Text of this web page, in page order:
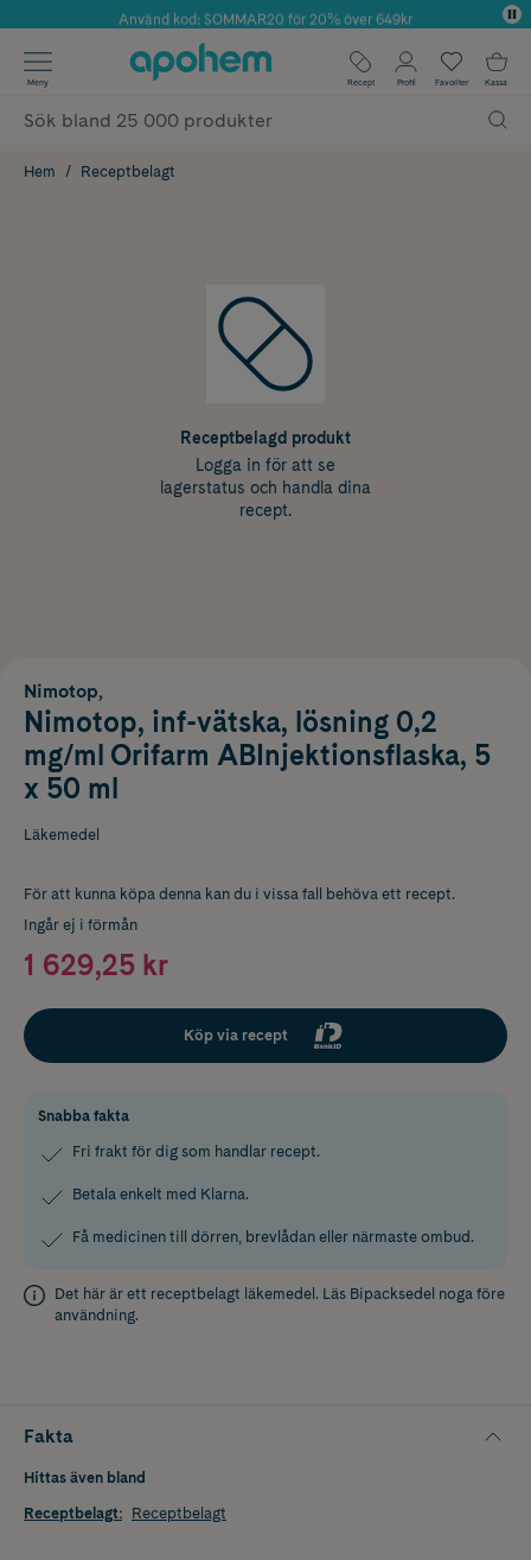
Årets Butik 2025 inom Skönhet
Använd kod: SOMMAR20 för 20% över 649kr
✓ Fri frakt
✓ Poäng på alla köp*
Meny Recept Profil Favoriter Kassa
Hem Receptbelagt
Receptbelagd produkt
Logga in för att se
lagerstatus och handla dina
recept.
Nimotop,
Nimotop, inf-vätska, lösning 0,2
mg/ml Orifarm ABInjektionsflaska, 5
x 50 ml
Läkemedel
För att kunna köpa denna kan du i vissa fall behöva ett recept.
Ingår ej i förmån
1 629,25 kr
Köp via recept
Snabba fakta
Fri frakt för dig som handlar recept.
Betala enkelt med Klarna.
Få medicinen till dörren, brevlådan eller närmaste ombud.
Det här är ett receptbelagt läkemedel. Läs Bipacksedel noga före
användning.
Fakta
Hittas även bland
Receptbelagt: Receptbelagt